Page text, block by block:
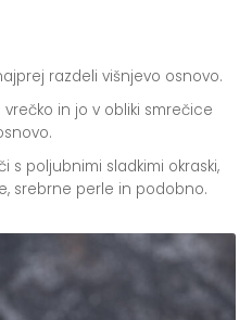
razdeli višnjevo osnovo.
in jo v obliki smrečice
s poljubnimi sladkimi okraski,
srebrne perle in podobno.